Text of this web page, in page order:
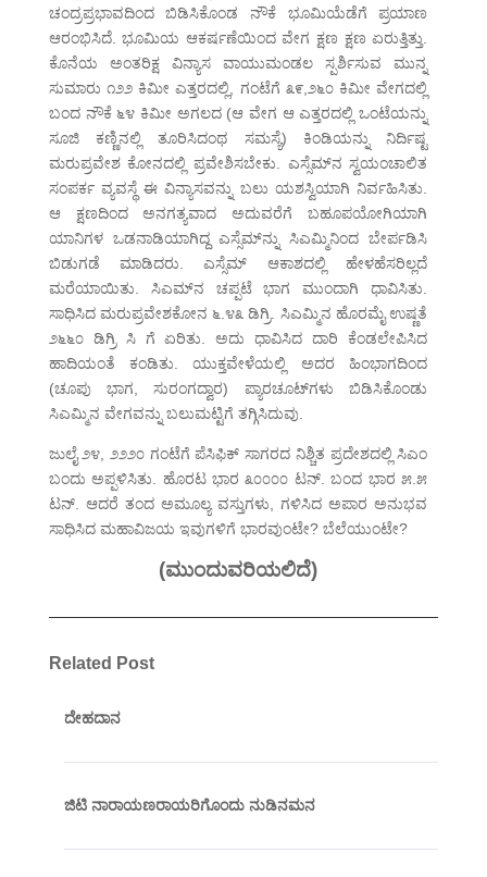
ಚಂದ್ರಪ್ರಭಾವದಿಂದ ಬಿಡಿಸಿಕೊಂಡ ನೌಕೆ ಭೂಮಿಯೆಡೆಗೆ ಪ್ರಯಾಣ
ಆರಂಭಿಸಿದೆ. ಭೂಮಿಯ ಆಕರ್ಷಣೆಯಿಂದ ವೇಗ ಕ್ಷಣ ಕ್ಷಣ ಏರುತ್ತಿತ್ತು.
ಕೊನೆಯ ಅಂತರಿಕ್ಷ ವಿನ್ಯಾಸ ವಾಯುಮಂಡಲ ಸ್ಪರ್ಶಿಸುವ ಮುನ್ನ
ಸುಮಾರು ೧೨೨ ಕಿಮೀ ಎತ್ತರದಲ್ಲಿ, ಗಂಟೆಗೆ ೩೯,೨೬೦ ಕಿಮೀ ವೇಗದಲ್ಲಿ
ಬಂದ ನೌಕೆ ೬೪ ಕಿಮೀ ಅಗಲದ (ಆ ವೇಗ ಆ ಎತ್ತರದಲ್ಲಿ ಒಂಟೆಯನ್ನು
ಸೂಜಿ ಕಣ್ಣಿನಲ್ಲಿ ತೂರಿಸಿದಂಥ ಸಮಸ್ಯೆ) ಕಿಂಡಿಯನ್ನು ನಿರ್ದಿಷ್ಟ
ಮರುಪ್ರವೇಶ ಕೋನದಲ್ಲಿ ಪ್ರವೇಶಿಸಬೇಕು. ಎಸ್ಸೆಮ್‌ನ ಸ್ವಯಂಚಾಲಿತ
ಸಂಪರ್ಕ ವ್ಯವಸ್ಥೆ ಈ ವಿನ್ಯಾಸವನ್ನು ಬಲು ಯಶಸ್ವಿಯಾಗಿ ನಿರ್ವಹಿಸಿತು.
ಆ ಕ್ಷಣದಿಂದ ಅನಗತ್ಯವಾದ ಅದುವರೆಗೆ ಬಹೂಪಯೋಗಿಯಾಗಿ
ಯಾನಿಗಳ ಒಡನಾಡಿಯಾಗಿದ್ದ ಎಸ್ಸೆಮ್‌ನ್ನು ಸಿಎಮ್ಮಿನಿಂದ ಬೇರ್ಪಡಿಸಿ
ಬಿಡುಗಡೆ ಮಾಡಿದರು. ಎಸ್ಸೆಮ್ ಆಕಾಶದಲ್ಲಿ ಹೇಳಹೆಸರಿಲ್ಲದೆ
ಮರೆಯಾಯಿತು. ಸಿಎಮ್‌ನ ಚಪ್ಪಟೆ ಭಾಗ ಮುಂದಾಗಿ ಧಾವಿಸಿತು.
ಸಾಧಿಸಿದ ಮರುಪ್ರವೇಶಕೋನ ೬.೪೩ ಡಿಗ್ರಿ. ಸಿಎಮ್ಮಿನ ಹೊರಮೈ ಉಷ್ಣತೆ
೨೬೬೦ ಡಿಗ್ರಿ ಸಿ ಗೆ ಏರಿತು. ಅದು ಧಾವಿಸಿದ ದಾರಿ ಕೆಂಡಲೇಪಿಸಿದ
ಹಾದಿಯಂತೆ ಕಂಡಿತು. ಯುಕ್ತವೇಳೆಯಲ್ಲಿ ಅದರ ಹಿಂಭಾಗದಿಂದ
(ಚೂಪು ಭಾಗ, ಸುರಂಗದ್ವಾರ) ಪ್ಯಾರಚೂಟ್‌ಗಳು ಬಿಡಿಸಿಕೊಂಡು
ಸಿಎಮ್ಮಿನ ವೇಗವನ್ನು ಬಲುಮಟ್ಟಿಗೆ ತಗ್ಗಿಸಿದುವು.
ಜುಲೈ ೨೪, ೨೨೨೦ ಗಂಟೆಗೆ ಪೆಸಿಫಿಕ್ ಸಾಗರದ ನಿಶ್ಚಿತ ಪ್ರದೇಶದಲ್ಲಿ ಸಿಎಂ
ಬಂದು ಅಪ್ಪಳಿಸಿತು. ಹೊರಟ ಭಾರ ೩೦೦೦೦ ಟನ್. ಬಂದ ಭಾರ ೫.೫
ಟನ್. ಆದರೆ ತಂದ ಅಮೂಲ್ಯ ವಸ್ತುಗಳು, ಗಳಿಸಿದ ಅಪಾರ ಅನುಭವ
ಸಾಧಿಸಿದ ಮಹಾವಿಜಯ ಇವುಗಳಿಗೆ ಭಾರವುಂಟೇ? ಬೆಲೆಯುಂಟೇ?
(ಮುಂದುವರಿಯಲಿದೆ)
Related Post
ದೇಹದಾನ
ಜಿಟಿ ನಾರಾಯಣರಾಯರಿಗೊಂದು ನುಡಿನಮನ